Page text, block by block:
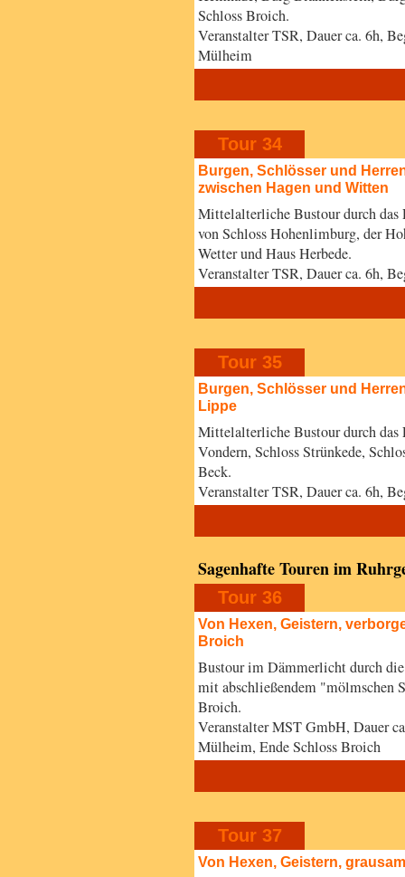
Schloss Broich.
Veranstalter TSR, Dauer ca. 6h,
Mülheim
Tour 34
Burgen, Schlösser und
zwischen Hagen und Witten
Mittelalterliche Bustour durch
von Schloss Hohenlimburg, der
Wetter und Haus Herbede.
Veranstalter TSR, Dauer ca. 6h,
Tour 35
Burgen, Schlösser und
Lippe
Mittelalterliche Bustour durch
Vondern, Schloss Strünkede,
Beck.
Veranstalter TSR, Dauer ca. 6h,
Sagenhafte Touren im
Tour 36
Von Hexen, Geistern,
Broich
Bustour im Dämmerlicht durch
mit abschließendem "mölmschen
Broich.
Veranstalter MST GmbH, Dauer
Mülheim, Ende Schloss Broich
Tour 37
Von Hexen, Geistern,